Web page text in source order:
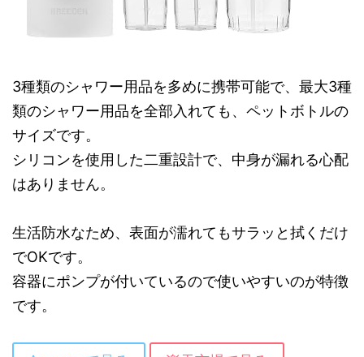
3種類のシャワー用品を多めに携帯可能で、最大3種
類のシャワー用品を全部入れても、ペットボトルの
サイズです。
シリコンを使用した二重設計で、中身が漏れる心配
はありません。
生活防水なため、表面が濡れてもサラッと拭くだけ
でOKです。
容器にポンプが付いているので使いやすいのが特徴
です。